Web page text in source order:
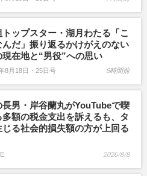
ップスター・湖月わたる「こ
だ」振り返るかけがえのない
現在地と“男役”への思い
8月18日・25日号 8時間前
長男・岸谷蘭丸がYouTubeで喫
額の税金支出を訴えるも、タ
る社会的損失額の方が上回る
2026/8/8